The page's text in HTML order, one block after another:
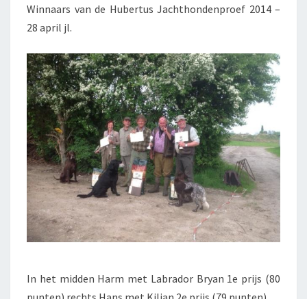
Winnaars van de Hubertus Jachthondenproef 2014 –
28 april jl.
In het midden Harm met Labrador Bryan 1e prijs (80